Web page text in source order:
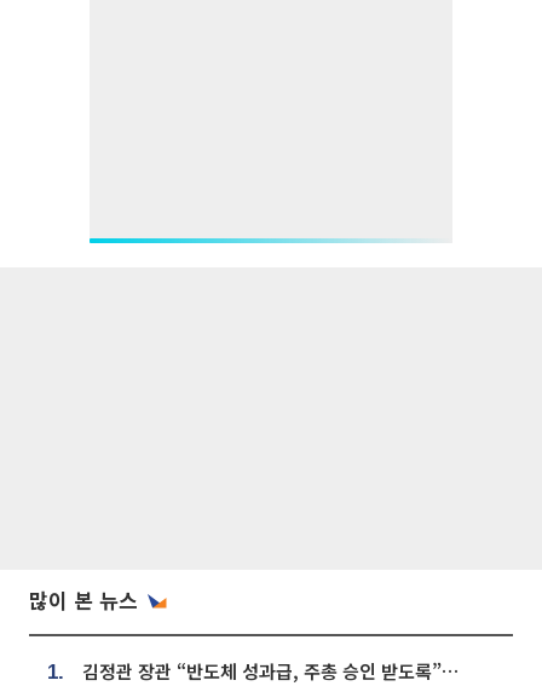
많이 본 뉴스
1. 김정관 장관 “반도체 성과급, 주총 승인 받도록”…상법·자본시장법 개정 시사